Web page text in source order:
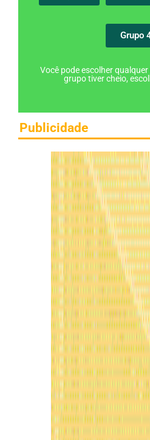
Grupo
Você pode escolher
grupo tiver cheio,
Publicidade